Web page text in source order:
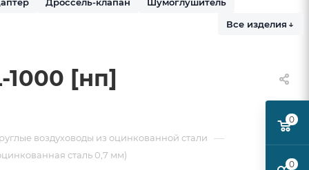
Все изделия ↓
[нп]
воздуховоды из оцинкованной стали —
сталь 0,7 мм)
0
0